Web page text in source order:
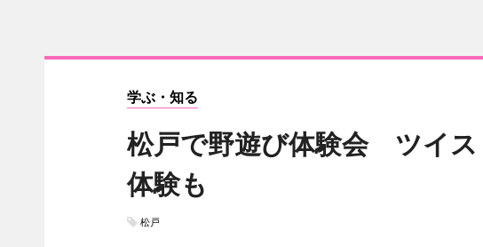
学ぶ・知る
松戸で野遊び体験会 ツイス
体験も
松戸